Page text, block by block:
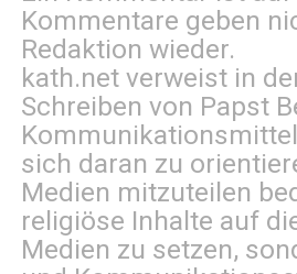
Kommentare geben
Redaktion wieder.
kath.net verweist in
Schreiben von Papst
sich daran zu
Medien mitzuteilen
religiöse Inhalte auf
Medien zu setzen,